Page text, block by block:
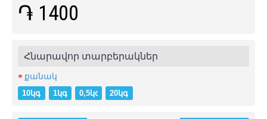
֏ 1400
Հնարավոր տարբերակներ
քանակ
10կգ (+֏ 12350)
1կգ 0,5կգ (-֏ 700)20կգ (+֏ 25600)